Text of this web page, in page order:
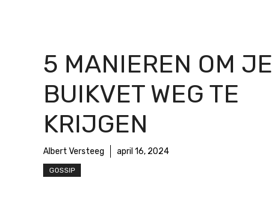
5 MANIEREN OM JE
BUIKVET WEG TE
KRIJGEN
Albert Versteeg april 16, 2024
GOSSIP